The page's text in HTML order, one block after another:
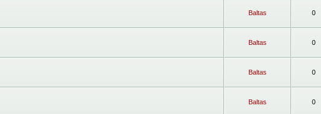
Baltas 0
Baltas 0
Baltas 0
Baltas 0